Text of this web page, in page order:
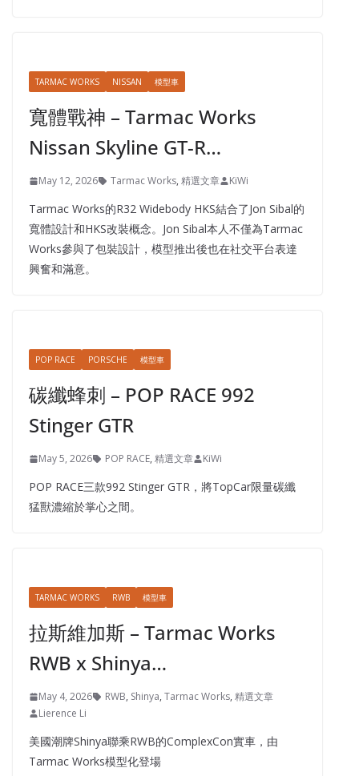
TARMAC WORKS NISSAN 模型車
寬體戰神 – Tarmac Works
Tarmac Works的R32 Widebody HKS結合了Jon Sibal的
Works參與了包裝設計，模型推出後也在社交平台表達
興奮和滿意。
POP RACE PORSCHE 模型車
碳纖蜂刺 – POP RACE 992
May 5, 2026 POP RACE,精選文章